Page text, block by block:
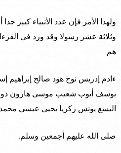
ولهذا الأمر فإن عدد الأنبياء كبير
وثلاثة عشر رسولا وقد ورد فى
هم
ءادم إدريس نوح هود صالح
يوسف أيوب شعيب موسى هارون ذو
اليسع يونس زكريا يحيى عيسى محمد
صلى الله عليهم أجمعين وسلم.